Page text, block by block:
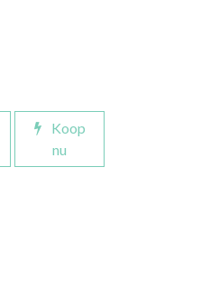
Koop
nu